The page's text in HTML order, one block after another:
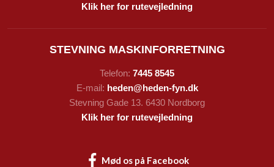
Klik her for rutevejledning
STEVNING MASKINFORRETNING
Telefon: 7445 8545
E-mail: heden@heden-fyn.dk
Stevning Gade 13. 6430 Nordborg
Klik her for rutevejledning
Mød os på Facebook​